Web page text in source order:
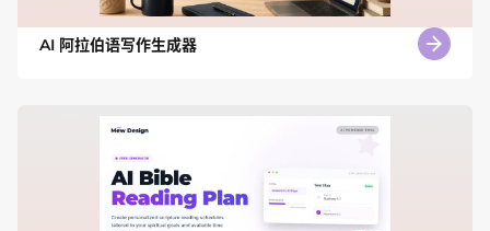
AI 阿拉伯语写作生成器